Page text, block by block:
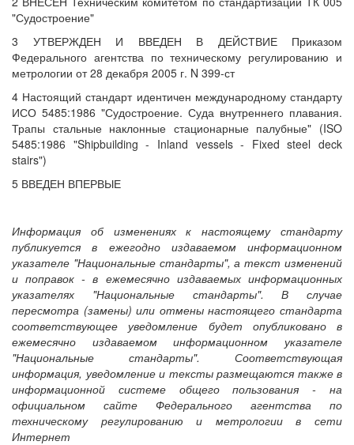
"Судостроение"
3 УТВЕРЖДЕН И ВВЕДЕН В ДЕЙСТВИЕ Приказом
Федерального агентства по техническому регулированию и
метрологии от 28 декабря 2005 г. N 399-ст
4 Настоящий стандарт идентичен международному стандарту
ИСО 5485:1986 "Судостроение. Суда внутреннего плавания.
Трапы стальные наклонные стационарные палубные" (ISO
5485:1986 "Shipbuilding - Inland vessels - Fixed steel deck
stairs")
5 ВВЕДЕН ВПЕРВЫЕ
Информация об изменениях к настоящему стандарту
публикуется в ежегодно издаваемом информационном
указателе "Национальные стандарты", а текст изменений
и поправок - в ежемесячно издаваемых информационных
указателях "Национальные стандарты". В случае
пересмотра (замены) или отмены настоящего стандарта
соответствующее уведомление будет опубликовано в
ежемесячно издаваемом информационном указателе
"Национальные стандарты". Соответствующая
информация, уведомление и тексты размещаются также в
информационной системе общего пользования - на
официальном сайте Федерального агентства по
техническому регулированию и метрологии в сети
Интернет